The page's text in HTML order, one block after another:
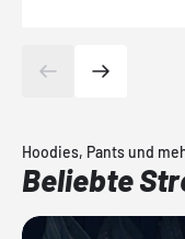
Hoodies, Pants und
Beliebte